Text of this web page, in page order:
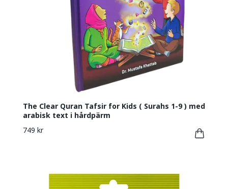
The Clear Quran Tafsir for Kids ( Surahs 1-9 ) med
arabisk text i hårdpärm
749 kr